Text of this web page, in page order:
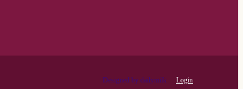
Designed by dailymilk Login